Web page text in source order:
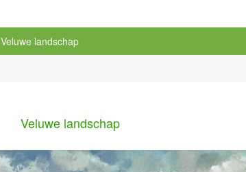
Veluwe landschap
Veluwe landschap